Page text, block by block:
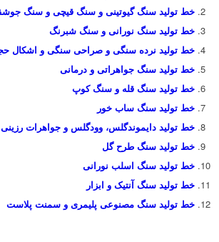
خط تولید سنگ گیوتینی و سنگ قیچی و سنگ
خط تولید سنگ نورانی و سنگ شبرنگ
خط تولید نرده سنگی و صراحی سنگی و اشکال
خط تولید سنگ جواهراتی و درمانی
خط تولید سنگ قله و سنگ کوپ
خط تولید سنگ ساب خور
خط تولید دایموندگلس، وودگلس و جواهرات رزینی
خط تولید سنگ طرح گل
خط تولید سنگ اسلب نورانی
خط تولید سنگ آنتیک و ابزار
خط تولید سنگ مصنوعی پلیمری و سمنت پلاست